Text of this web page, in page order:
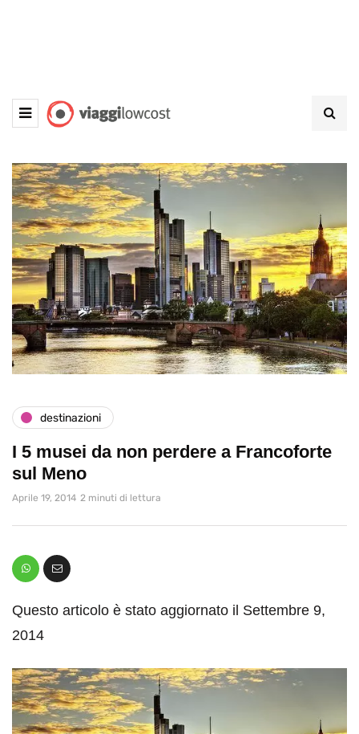
destinazioni
I 5 musei da non perdere a Francoforte
sul Meno
Aprile 19, 2014 2 minuti di lettura
Questo articolo è stato aggiornato il Settembre 9,
2014